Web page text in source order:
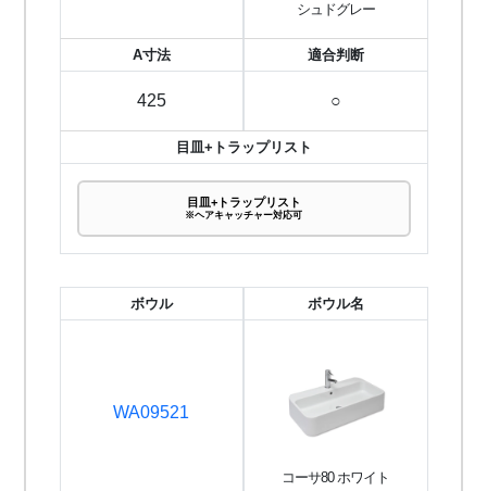
シュドグレー
A寸法
425
適合判断
○
目皿+トラップリスト
目皿+トラップリスト
※ヘアキャッチャー対応可
ボウル
WA09521
ボウル名
コーサ80 ホワイト